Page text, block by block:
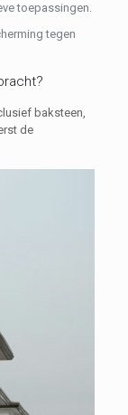
toepassingen.
tegen
baksteen,
de